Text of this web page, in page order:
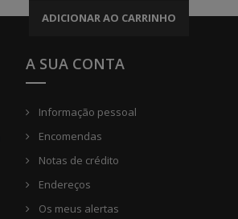
ADICIONAR AO CARRINHO
A SUA CONTA
Informação pessoal
Encomendas
Notas de crédito
Endereços
Os meus alertas